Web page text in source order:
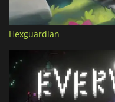
Hexguardian